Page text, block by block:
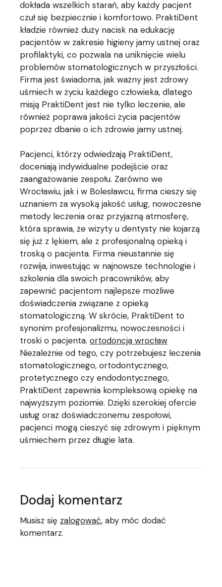
dokłada wszelkich starań, aby każdy pacjent
czuł się bezpiecznie i komfortowo. PraktiDent
kładzie również duży nacisk na edukację
pacjentów w zakresie higieny jamy ustnej oraz
profilaktyki, co pozwala na uniknięcie wielu
problemów stomatologicznych w przyszłości.
Firma jest świadoma, jak ważny jest zdrowy
uśmiech w życiu każdego człowieka, dlatego
misją PraktiDent jest nie tylko leczenie, ale
również poprawa jakości życia pacjentów
poprzez dbanie o ich zdrowie jamy ustnej.
Pacjenci, którzy odwiedzają PraktiDent,
doceniają indywidualne podejście oraz
zaangażowanie zespołu. Zarówno we
Wrocławiu, jak i w Bolesławcu, firma cieszy się
uznaniem za wysoką jakość usług, nowoczesne
metody leczenia oraz przyjazną atmosferę,
która sprawia, że wizyty u dentysty nie kojarzą
się już z lękiem, ale z profesjonalną opieką i
troską o pacjenta. Firma nieustannie się
rozwija, inwestując w najnowsze technologie i
szkolenia dla swoich pracowników, aby
zapewnić pacjentom najlepsze możliwe
doświadczenia związane z opieką
stomatologiczną. W skrócie, PraktiDent to
synonim profesjonalizmu, nowoczesności i
troski o pacjenta.ortodoncja wrocław
Niezależnie od tego, czy potrzebujesz leczenia
stomatologicznego, ortodontycznego,
protetycznego czy endodontycznego,
PraktiDent zapewnia kompleksową opiekę na
najwyższym poziomie. Dzięki szerokiej ofercie
usług oraz doświadczonemu zespołowi,
pacjenci mogą cieszyć się zdrowym i pięknym
uśmiechem przez długie lata.
Dodaj komentarz
Musisz się zalogować, aby móc dodać
komentarz.